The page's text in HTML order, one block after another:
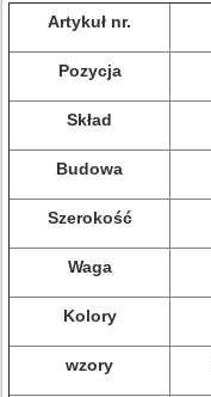
Artykuł nr.
Pozycja
Skład
Budowa
Szerokość
Waga
Kolory
wzory